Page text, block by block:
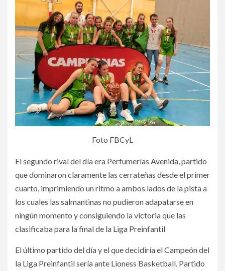
Foto FBCyL
El segundo rival del día era Perfumerías Avenida, partido
que dominaron claramente las cerrateñas desde el primer
cuarto, imprimiendo un ritmo a ambos lados de la pista a
los cuales las salmantinas no pudieron adapatarse en
ningún momento y consiguiendo la victoria que las
clasificaba para la final de la Liga Preinfantil
El último partido del día y el que decidiría el Campeón del
la Liga Preinfantil sería ante Lioness Basketball. Partido